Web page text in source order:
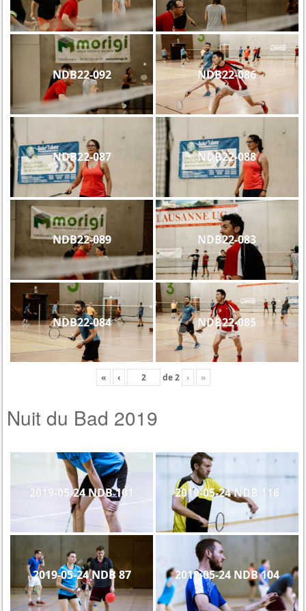
NDB22-092 NDB22-086
NDB22-087 NDB22-088
NDB22-089 NDB22-083
NDB22-084 NDB22-085
« ‹ de2 › »
Nuit du Bad 2019
2019-05-24 NDB 101 2019-05-24 NDB 116
2019-05-24 NDB 87 2019-05-24 NDB 104